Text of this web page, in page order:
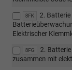
8FK
2. Batterie
Elektrischer
8FG
2.
zusammen mit